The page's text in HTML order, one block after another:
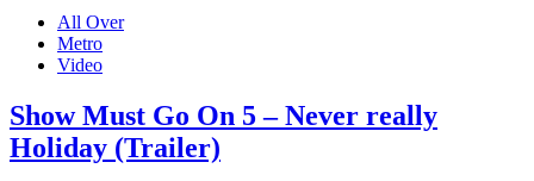
All Over
Metro
Video
Show Must Go On 5 – Never really
Holiday (Trailer)